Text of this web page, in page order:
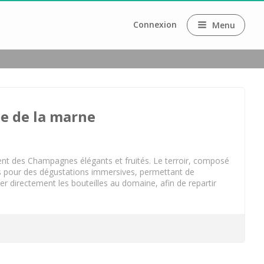
Connexion Menu
de la marne
des Champagnes élégants et fruités. Le terroir, composé
des dégustations immersives, permettant de
directement les bouteilles au domaine, afin de repartir